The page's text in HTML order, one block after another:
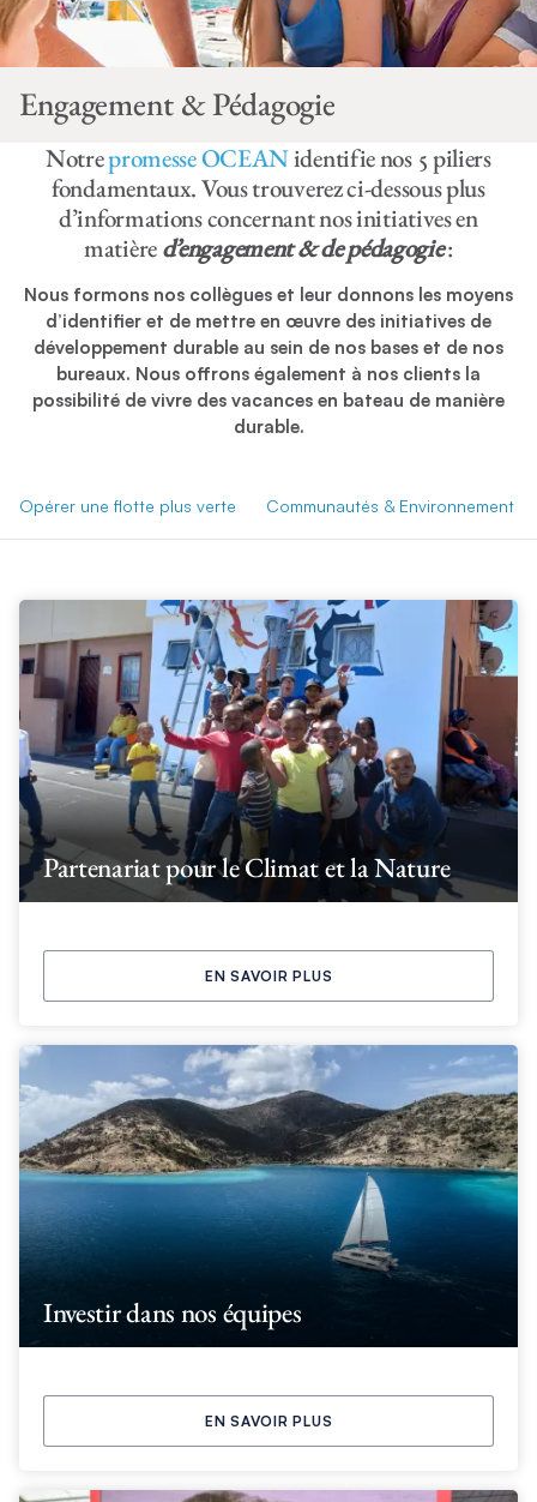
Engagement & Pédagogie
Notrepromesse OCEANidentifie nos 5 piliers
fondamentaux. Vous trouverez ci-dessous plus
d’informations concernant nos initiatives en
matièred’engagement & de pédagogie:
Nous formons nos collègues et leur donnons les moyens
d’identifier et de mettre en œuvre des initiatives de
développement durable au sein de nos bases et de nos
bureaux. Nous offrons également à nos clients la
possibilité de vivre des vacances en bateau de manière
durable.
Opérer une flotte plus verte Communautés & Environnement
Partenariat pour le Climat et la Nature
EN SAVOIR PLUS
Investir dans nos équipes
EN SAVOIR PLUS